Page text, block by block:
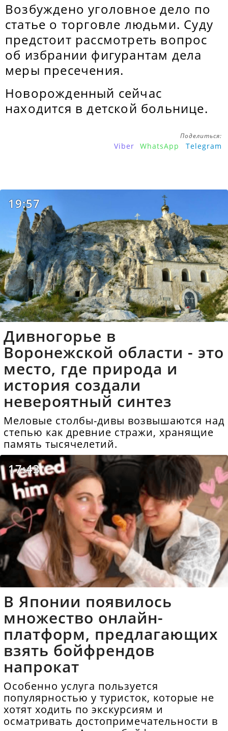
Возбуждено уголовное дело по
статье о торговле людьми. Суду
предстоит рассмотреть вопрос
об избрании фигурантам дела
меры пресечения.
Новорожденный сейчас
находится в детской больнице.
Поделиться:
Viber WhatsApp Telegram
19:57
Дивногорье в
Воронежской области - это
место, где природа и
история создали
невероятный синтез
Меловые столбы-дивы возвышаются над
степью как древние стражи, хранящие
память тысячелетий.
17:43
В Японии появилось
множество онлайн-
платформ, предлагающих
взять бойфрендов
напрокат
Особенно услуга пользуется
популярностью у туристок, которые не
хотят ходить по экскурсиям и
осматривать достопримечательности в